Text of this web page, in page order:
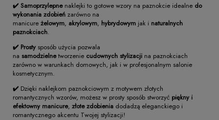
✔️ Samoprzylepnenaklejki to gotowe wzory na paznokcie idealne do
wykonania zdobień zarówno na
manicure żelowym, akrylowym, hybrydowym jak i naturalnych
paznokciach.
✔️ Prosty sposób użycia pozwala
na samodzielnetworzenie cudownych stylizacji na paznokciach
zarówno w warunkach domowych, jak i w profesjonalnym salonie
kosmetycznym.
✔️ Dzięki naklejkom paznokciowym z motywem złotych
romantycznych wzorów, możesz w prosty sposób stworzyć piękny i
efektowny manicure, złote zdobienia dodadzą eleganckiego i
romantycznego akcentu Twojej stylizacji!